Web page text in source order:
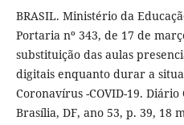
BRASIL. Ministério da
Portaria nº 343, de 17 de
substituição das aulas
digitais enquanto durar a
Coronavírus -COVID-19.
Brasília, DF, ano 53, p. 39, 18